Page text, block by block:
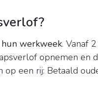
werkweek. Vanaf
opnemen en
een rij: Betaald